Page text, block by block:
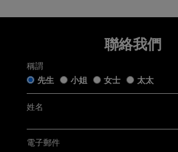
五年保用證
7天無理由退
如果您希望退換貨，請在收到貨品日起計7天
態」。我們收到您的退換貨申請後會盡快跟進。
物品」);
未曾佩戴、使用或修改，仍保持銷售時的狀態
無任何程度損毁。
聯絡我們
稱謂
先生
小姐 女士 太太
姓名
電子郵件